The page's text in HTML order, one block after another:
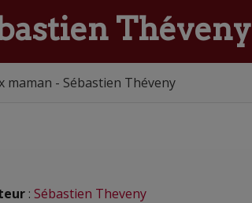
Théveny
maman - Sébastien Théveny
: Sébastien Theveny